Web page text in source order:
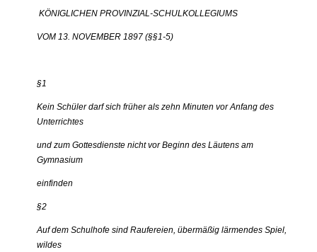
KÖNIGLICHEN PROVINZIAL-SCHULKOLLEGIUMS
VOM 13. NOVEMBER 1897 (§§1-5)
§1
Kein Schüler darf sich früher als zehn Minuten vor Anfang des
Unterrichtes
und zum Gottesdienste nicht vor Beginn des Läutens am
Gymnasium
einfinden
§2
Auf dem Schulhofe sind Raufereien, übermäßig lärmendes Spiel,
wildes